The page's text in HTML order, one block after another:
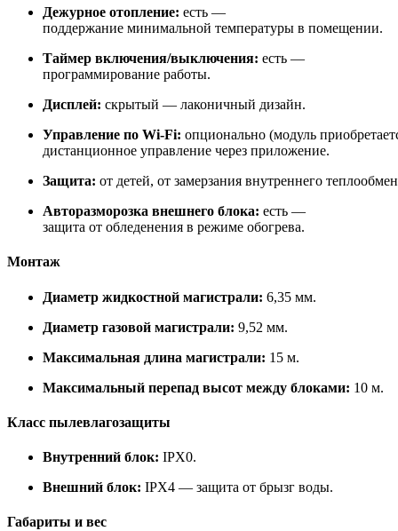
Дежурное отопление: есть —
поддержание минимальной температуры в помещении.
Таймер включения/выключения: есть —
программирование работы.
Дисплей: скрытый — лаконичный дизайн.
Управление по Wi‑Fi: опционально (модуль
дистанционное управление через приложение.
Защита: от детей, от замерзания внутреннего
Авторазморозка внешнего блока: есть —
защита от обледенения в режиме обогрева.
Монтаж
Диаметр жидкостной магистрали: 6,35 мм.
Диаметр газовой магистрали: 9,52 мм.
Максимальная длина магистрали: 15 м.
Максимальный перепад высот между блоками: 10 м.
Класс пылевлагозащиты
Внутренний блок: IPX0.
Внешний блок: IPX4 — защита от брызг воды.
Габариты и вес